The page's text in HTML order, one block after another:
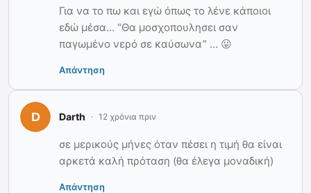
Για να το πω και εγώ όπως το λένε κάποιοι
εδώ μέσα… “Θα μοσχοπουλησει σαν
παγωμένο νερό σε καύσωνα” … 😛
Απάντηση
Darth 12 χρόνια πριν
σε μερικούς μήνες όταν πέσει η τιμή θα είναι
αρκετά καλή πρόταση (θα έλεγα μοναδική)
Απάντηση